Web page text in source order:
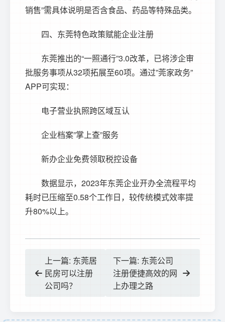
销售”需具体说明是否含食品、药品等特殊品类。
四、东莞特色政策赋能企业注册
东莞推出的“一照通行”3.0改革，已将涉企审
批服务事项从32项拓展至60项。通过”莞家政务”
APP可实现：
电子营业执照跨区域互认
企业档案”掌上查”服务
新办企业免费领取税控设备
数据显示，2023年东莞企业开办全流程平均
耗时已压缩至0.58个工作日，较传统模式效率提
升80%以上。
上一篇: 东莞居
民房可以注册
公司吗？
下一篇: 东莞公司
注册便捷高效的网
上办理之路